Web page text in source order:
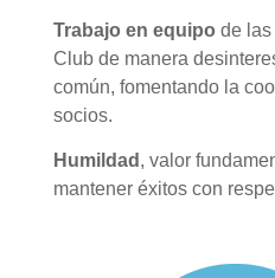
Trabajo en equipo de las
Club de manera
común, fomentando la
socios.
Humildad , valor
mantener éxitos con